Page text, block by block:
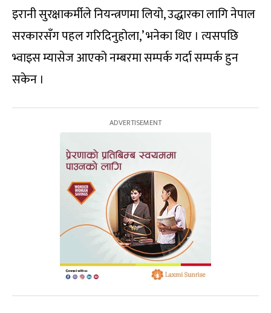
इरानी सुरक्षाकर्मीले नियन्त्रणमा लियो, उद्धारका लागि नेपाल
सरकारसँग पहल गरिदिनुहोला,’ भनेका थिए । त्यसपछि
भ्वाइस म्यासेज आएको नम्बरमा सम्पर्क गर्दा सम्पर्क हुन
सकेन ।